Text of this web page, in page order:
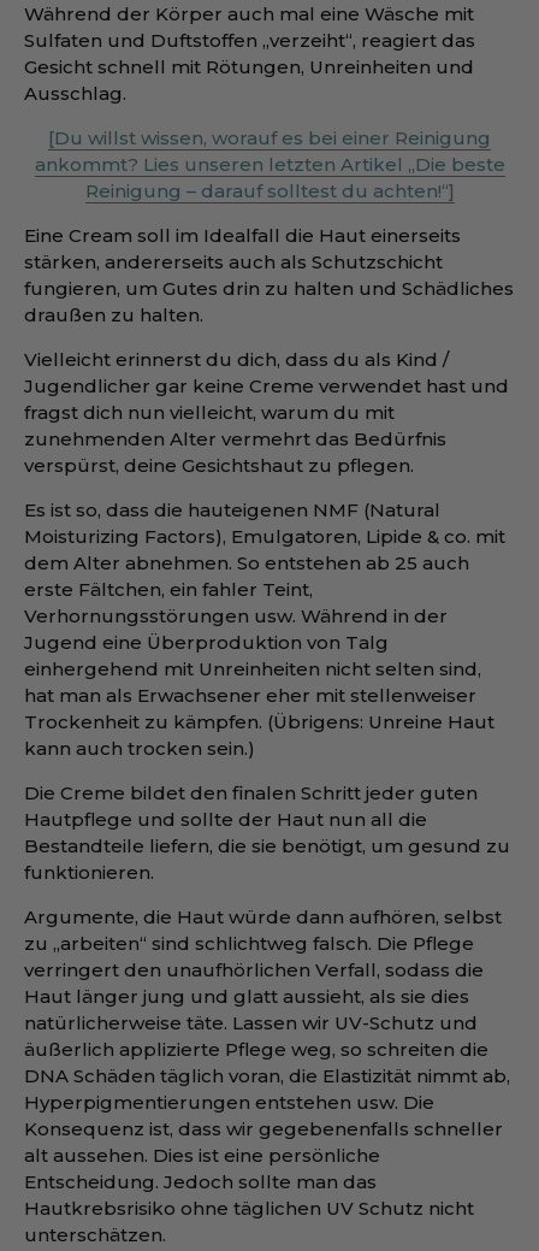
Während der Körper auch mal eine Wäsche mit
Sulfaten und Duftstoffen „verzeiht“, reagiert das
Gesicht schnell mit Rötungen, Unreinheiten und
Ausschlag.
[Du willst wissen, worauf es bei einer Reinigung
ankommt? Lies unseren letzten Artikel „Die beste
Reinigung – darauf solltest du achten!“]
Eine Cream soll im Idealfall die Haut einerseits
stärken, andererseits auch als Schutzschicht
fungieren, um Gutes drin zu halten und Schädliches
draußen zu halten.
Vielleicht erinnerst du dich, dass du als Kind /
Jugendlicher gar keine Creme verwendet hast und
fragst dich nun vielleicht, warum du mit
zunehmenden Alter vermehrt das Bedürfnis
verspürst, deine Gesichtshaut zu pflegen.
Es ist so, dass die hauteigenen NMF (Natural
Moisturizing Factors), Emulgatoren, Lipide & co. mit
dem Alter abnehmen. So entstehen ab 25 auch
erste Fältchen, ein fahler Teint,
Verhornungsstörungen usw. Während in der
Jugend eine Überproduktion von Talg
einhergehend mit Unreinheiten nicht selten sind,
hat man als Erwachsener eher mit stellenweiser
Trockenheit zu kämpfen. (Übrigens: Unreine Haut
kann auch trocken sein.)
Die Creme bildet den finalen Schritt jeder guten
Hautpflege und sollte der Haut nun all die
Bestandteile liefern, die sie benötigt, um gesund zu
funktionieren.
Argumente, die Haut würde dann aufhören, selbst
zu „arbeiten“ sind schlichtweg falsch. Die Pflege
verringert den unaufhörlichen Verfall, sodass die
Haut länger jung und glatt aussieht, als sie dies
natürlicherweise täte. Lassen wir UV-Schutz und
äußerlich applizierte Pflege weg, so schreiten die
DNA Schäden täglich voran, die Elastizität nimmt ab,
Hyperpigmentierungen entstehen usw. Die
Konsequenz ist, dass wir gegebenenfalls schneller
alt aussehen. Dies ist eine persönliche
Entscheidung. Jedoch sollte man das
Hautkrebsrisiko ohne täglichen UV Schutz nicht
unterschätzen.